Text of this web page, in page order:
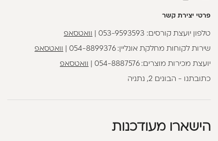
פרטי יצירת קשר
טלפון יועצת קורסים: 053-9593593 וואטסאפ
שירות לקוחות מחלקת אונליין:054-8899376 וואטסאפ
יועצת מכירות מוצרים:054-8887576 וואטסאפ
כתובתנו - הבונים 2, נתניה
הישארו מעודכנות